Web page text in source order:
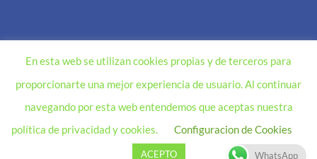
© Copyright 2016-2017 - |Aviso Legal lssi + lopd| Todos los derechos
reservados... El diseño de experiencias esta web son propiedad
de |Hacienda Los Conejitos
En esta web se utilizan cookies propias y de terceros para
proporcionarte una mejor experiencia de usuario. Al continuar
navegando por esta web entendemos que aceptas nuestra
política de privacidad y cookies.
Configuracion de Cookies
ACEPTO WhatsApp